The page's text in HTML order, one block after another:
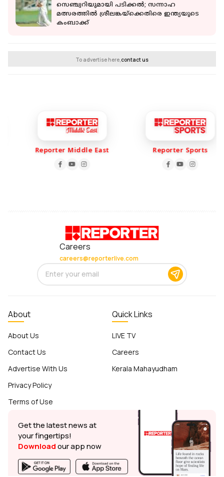
സെഞ്ച്വറിയുമായി പടിക്കൽ; സന്നാഹ
മത്സരത്തിൽ ശ്രീലങ്കയ്ക്കെതിരെ ഇന്ത്യയുടെ
കംബാക്ക്
To advertise here,contact us
Reporter Middle East Reporter Sports
Careers
careers@reporterlive.com
About
About Us
Contact Us
Advertise With Us
Privacy Policy
Terms of Use
Quick Links
LIVE TV
Careers
Kerala Mahayudham
Get the latest news at
your fingertips!
Downloadour app now